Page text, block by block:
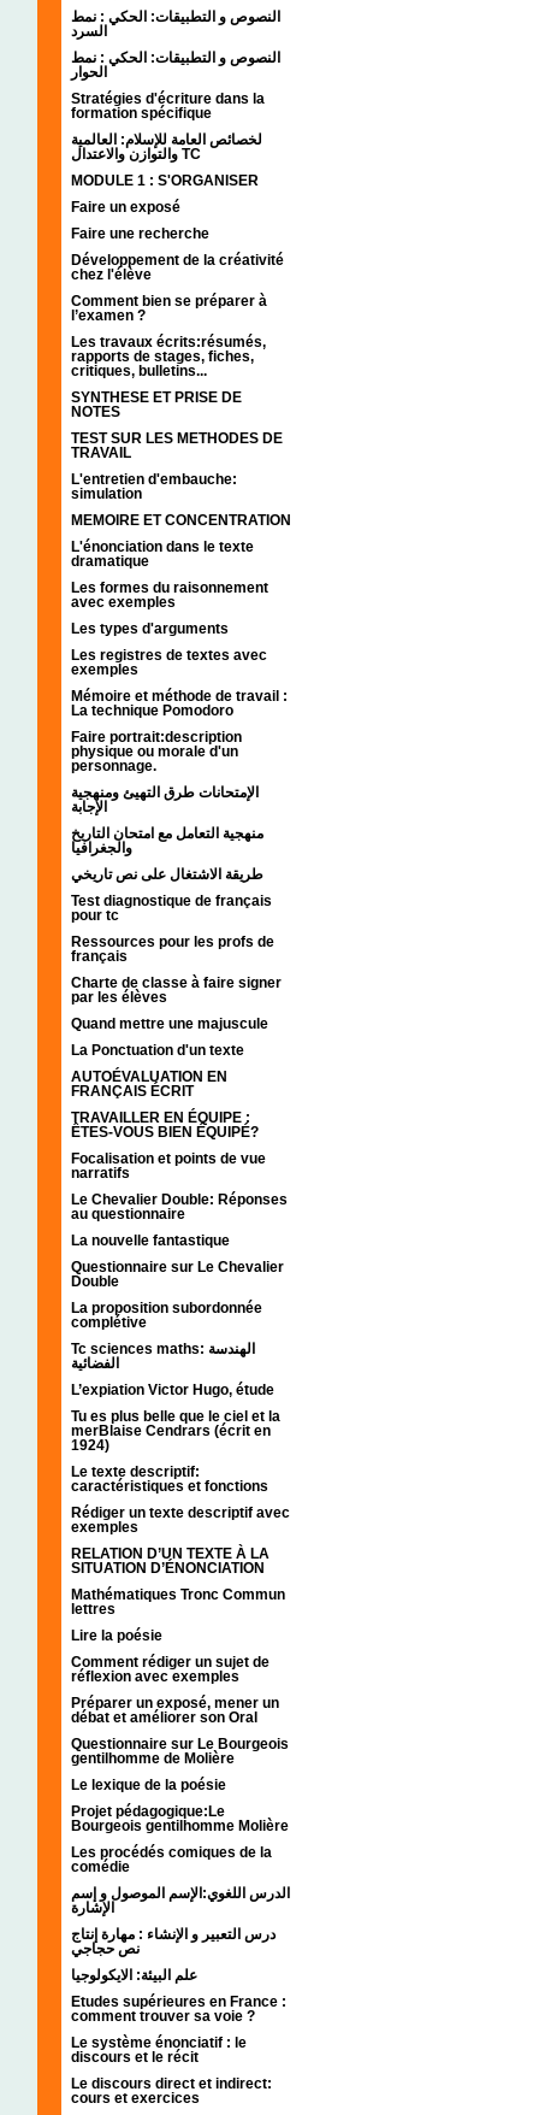
النصوص و التطبيقات: الحكي : نمط
السرد
النصوص و التطبيقات: الحكي : نمط
الحوار
Stratégies d'écriture dans la
formation spécifique
لخصائص العامة للإسلام: العالمية
والتوازن والاعتدال TC
MODULE 1 : S'ORGANISER
Faire un exposé
Faire une recherche
Développement de la créativité
chez l'élève
Comment bien se préparer à
l’examen ?
Les travaux écrits:résumés,
rapports de stages, fiches,
critiques, bulletins...
SYNTHESE ET PRISE DE
NOTES
TEST SUR LES METHODES DE
TRAVAIL
L'entretien d'embauche:
simulation
MEMOIRE ET CONCENTRATION
L'énonciation dans le texte
dramatique
Les formes du raisonnement
avec exemples
Les types d'arguments
Les registres de textes avec
exemples
Mémoire et méthode de travail :
La technique Pomodoro
Faire portrait:description
physique ou morale d'un
personnage.
الإمتحانات طرق التهيئ ومنهجية
الإجابة
منهجية التعامل مع امتحان التاريخ
والجغرافيا
طريقة الاشتغال على نص تاريخي
Test diagnostique de français
pour tc
Ressources pour les profs de
français
Charte de classe à faire signer
par les élèves
Quand mettre une majuscule
La Ponctuation d'un texte
AUTOÉVALUATION EN
FRANÇAIS ÉCRIT
TRAVAILLER EN ÉQUIPE :
ÊTES-VOUS BIEN ÉQUIPÉ?
Focalisation et points de vue
narratifs
Le Chevalier Double: Réponses
au questionnaire
La nouvelle fantastique
Questionnaire sur Le Chevalier
Double
La proposition subordonnée
complétive
Tc sciences maths: الهندسة
الفضائية
L’expiation Victor Hugo, étude
Tu es plus belle que le ciel et la
merBlaise Cendrars (écrit en
1924)
Le texte descriptif:
caractéristiques et fonctions
Rédiger un texte descriptif avec
exemples
RELATION D’UN TEXTE À LA
SITUATION D’ÉNONCIATION
Mathématiques Tronc Commun
lettres
Lire la poésie
Comment rédiger un sujet de
réflexion avec exemples
Préparer un exposé, mener un
débat et améliorer son Oral
Questionnaire sur Le Bourgeois
gentilhomme de Molière
Le lexique de la poésie
Projet pédagogique:Le
Bourgeois gentilhomme Molière
Les procédés comiques de la
comédie
الدرس اللغوي:الإسم الموصول و إسم
الإشارة
درس التعبير و الإنشاء : مهارة إنتاج
نص حجاجي
علم البيئة: الايكولوجيا
Etudes supérieures en France :
comment trouver sa voie ?
Le système énonciatif : le
discours et le récit
Le discours direct et indirect:
cours et exercices